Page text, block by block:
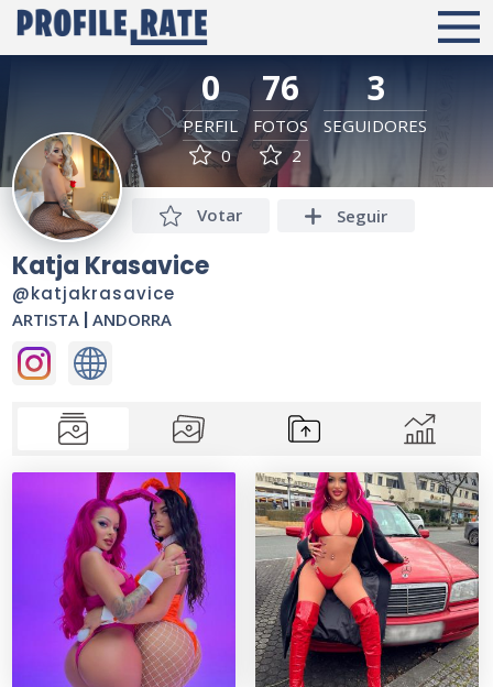
0
PERFIL
0
76
FOTOS
2
3
SEGUIDORES
Katja Krasavice
@katjakrasavice
ARTISTA |ANDORRA
Votar Seguir